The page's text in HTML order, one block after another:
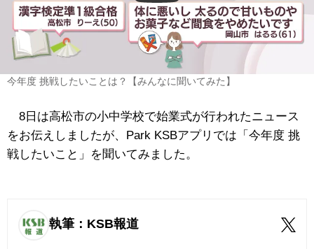
今年度 挑戦したいことは？【みんなに聞いてみた】
8日は高松市の小中学校で始業式が行われたニュース
をお伝えしましたが、Park KSBアプリでは「今年度 挑
戦したいこと」を聞いてみました。
執筆：KSB報道